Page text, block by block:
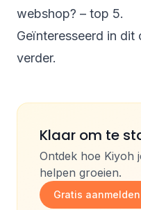
webshop? – top 5.
Geïnteresseerd in dit
verder.
Klaar om te
Ontdek hoe Kiyoh
helpen groeien.
Gratis aanmelden